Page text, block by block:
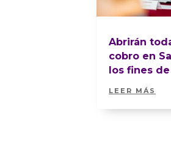
Abrirán
cobro en
los fines
LEER MÁS